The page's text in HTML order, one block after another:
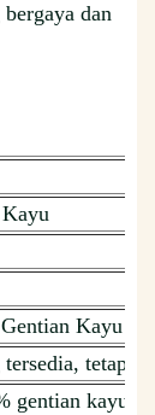
dan
Kayu
tetapi
gentian kayu +